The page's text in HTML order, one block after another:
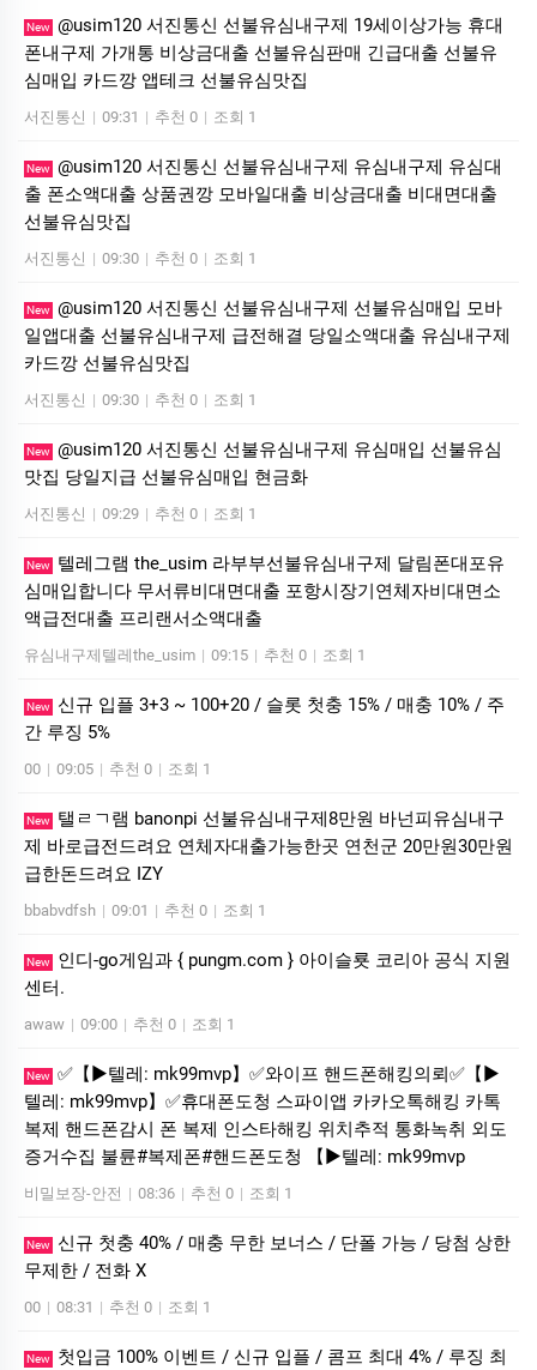
New @usim120 서진통신 선불유심내구제 19세이상가능 휴대
폰내구제 가개통 비상금대출 선불유심판매 긴급대출 선불유
심매입 카드깡 앱테크 선불유심맛집
서진통신 | 09:31 | 추천 0 | 조회 1
New @usim120 서진통신 선불유심내구제 유심내구제 유심대
출 폰소액대출 상품권깡 모바일대출 비상금대출 비대면대출
선불유심맛집
서진통신 | 09:30 | 추천 0 | 조회 1
New @usim120 서진통신 선불유심내구제 선불유심매입 모바
일앱대출 선불유심내구제 급전해결 당일소액대출 유심내구제
카드깡 선불유심맛집
서진통신 | 09:30 | 추천 0 | 조회 1
New @usim120 서진통신 선불유심내구제 유심매입 선불유심
맛집 당일지급 선불유심매입 현금화
서진통신 | 09:29 | 추천 0 | 조회 1
New
텔레그램 the_usim 라부부선불유심내구제 달림폰대포유
심매입합니다 무서류비대면대출 포항시장기연체자비대면소
액급전대출 프리랜서소액대출
유심내구제텔레the_usim | 09:15 | 추천 0 | 조회 1
New
신규 입플 3+3 ~ 100+20 / 슬롯 첫충 15% / 매충 10% / 주
간 루징 5%
00 | 09:05 | 추천 0 | 조회 1
New
탤ㄹㄱ램 banonpi 선불유심내구제8만원 바넌피유심내구
제 바로급전드려요 연체자대출가능한곳 연천군 20만원30만원
급한돈드려요 IZY
bbabvdfsh | 09:01 | 추천 0 | 조회 1
New
인디-go게임과 { pungm.com } 아이슬룟 코리아 공식 지원
센터.
awaw | 09:00 | 추천 0 | 조회 1
New ✅【▶텔레: mk99mvp】✅와이프 핸드폰해킹의뢰✅【▶
텔레: mk99mvp】✅휴대폰도청 스파이앱 카카오톡해킹 카톡
복제 핸드폰감시 폰 복제 인스타해킹 위치추적 통화녹취 외도
증거수집 불륜#복제폰#핸드폰도청 【▶텔레: mk99mvp
비밀보장-안전 | 08:36 | 추천 0 | 조회 1
New
신규 첫충 40% / 매충 무한 보너스 / 단폴 가능 / 당첨 상한
무제한 / 전화 X
00 | 08:31 | 추천 0 | 조회 1
New
첫입금 100% 이벤트 / 신규 입플 / 콤프 최대 4% / 루징 최